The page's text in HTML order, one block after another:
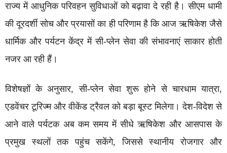
राज्य में आधुनिक परिवहन सुविधाओं को बढ़ावा दे रही है। सीएम धामी
की दूरदर्शी सोच और प्रयासों का ही परिणाम है कि आज ऋषिकेश जैसे
धार्मिक और पर्यटन केंद्र में सी-प्लेन सेवा की संभावनाएं साकार होती
नजर आ रही हैं।
विशेषज्ञों के अनुसार, सी-प्लेन सेवा शुरू होने से चारधाम यात्रा,
एडवेंचर टूरिज्म और वीकेंड ट्रैवल को बड़ा बूस्ट मिलेगा। देश-विदेश से
आने वाले पर्यटक अब कम समय में सीधे ऋषिकेश और आसपास के
प्रमुख स्थलों तक पहुंच सकेंगे, जिससे स्थानीय रोजगार और